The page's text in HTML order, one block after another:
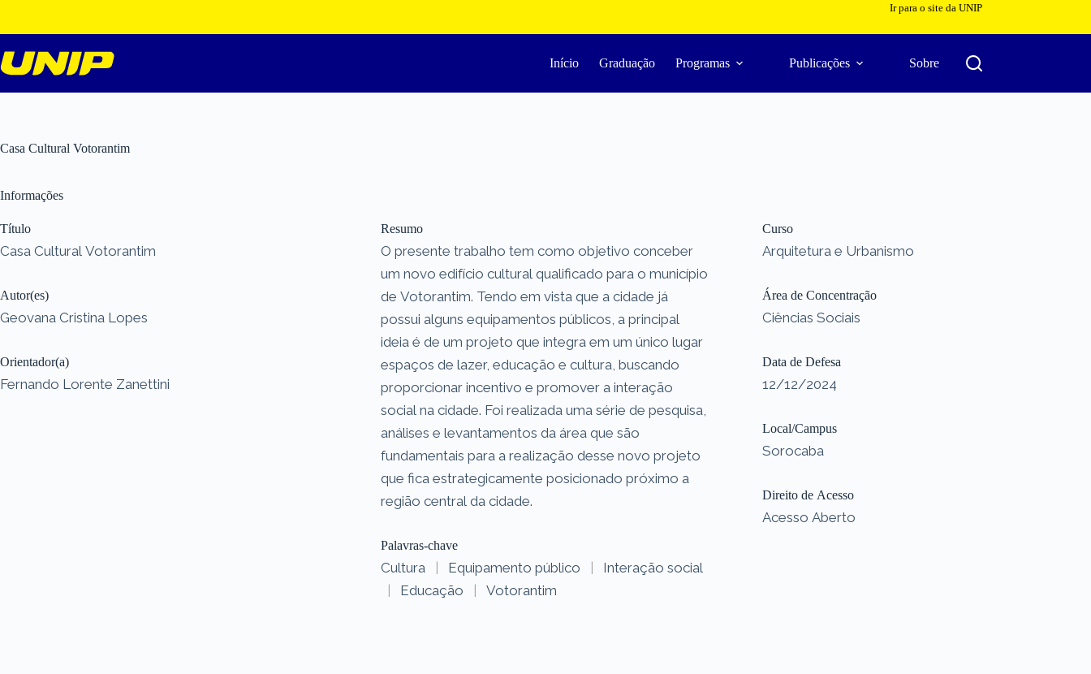
o
conteúdo
Ir para o site da UNIP
Início Graduação Programas Publicações Sobre
Casa Cultural Votorantim
Informações
Título
Casa Cultural Votorantim
Autor(es)
Geovana Cristina Lopes
Orientador(a)
Fernando Lorente Zanettini
Resumo
O presente trabalho tem como objetivo conceber
um novo edifício cultural qualificado para o município
de Votorantim. Tendo em vista que a cidade já
possui alguns equipamentos públicos, a principal
ideia é de um projeto que integra em um único lugar
espaços de lazer, educação e cultura, buscando
proporcionar incentivo e promover a interação
social na cidade. Foi realizada uma série de pesquisa,
análises e levantamentos da área que são
fundamentais para a realização desse novo projeto
que fica estrategicamente posicionado próximo a
região central da cidade.
Palavras-chave
Cultura | Equipamento público |
Interação social
|
Educação | Votorantim
Curso
Arquitetura e Urbanismo
Área de Concentração
Ciências Sociais
Data de Defesa
12/12/2024
Local/Campus
Sorocaba
Direito de Acesso
Acesso Aberto